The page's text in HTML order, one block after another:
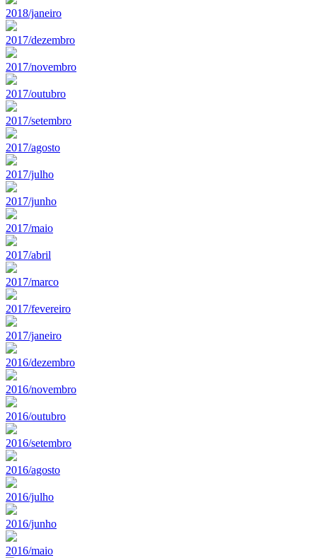
2018/janeiro
2017/dezembro
2017/novembro
2017/outubro
2017/setembro
2017/agosto
2017/julho
2017/junho
2017/maio
2017/abril
2017/marco
2017/fevereiro
2017/janeiro
2016/dezembro
2016/novembro
2016/outubro
2016/setembro
2016/agosto
2016/julho
2016/junho
2016/maio